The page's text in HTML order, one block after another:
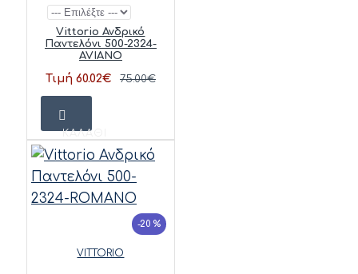
Vittorio Ανδρικό
Παντελόνι 500-2324-
AVIANO
Τιμή 60.02€ 75.00€
ΚΑΛΆΘΙ
-20 %
VITTORIO